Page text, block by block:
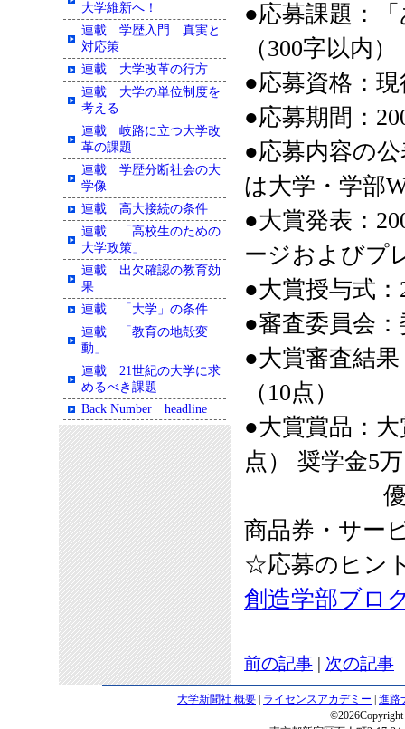
●応募課題：
（300字以内）
●応募資格：
●応募期間：
●応募内容の
は大学・学部
●大賞発表：
ージおよびプ
●大賞授与式
●審査委員会
●大賞審査結
（10点）
●大賞賞品：
点） 奨学金5
優秀賞 （
商品券・サー
☆応募のヒン
創造学部ブロ
前の記事 | 次の記事
大学維新へ！
連載 学歴入門 真実と
対応策
連載 大学改革の行方
連載 大学の単位制度を
考える
連載 岐路に立つ大学改
革の課題
連載 学歴分断社会の大
学像
連載 高大接続の条件
連載 「高校生のための
大学政策」
連載 出欠確認の教育効
果
連載 「大学」の条件
連載 「教育の地殻変
動」
連載 21世紀の大学に求
めるべき課題
Back Number headline
大学新聞社 概要 ライセンスアカデミー
進路
©2026Copyright